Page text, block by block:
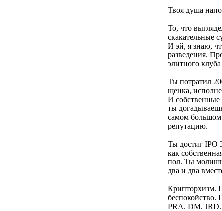
Твоя душа
То, что
скакательные
И эй, я знаю,
разведения.
элитного
Ты потратил
щенка,
И собственные
ты
самом большом
репутацию.
Ты достиг IPO
как
пол. Ты
два и два
Крипторхизм.
беспокойство.
PRA. DM. JRD.